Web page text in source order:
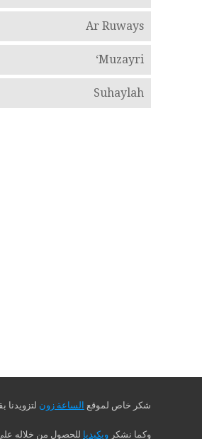
Ar Ruways
Muzayri‘
Suhaylah
شكر خاص لموقع الساعة زون لتزويدنا
وكما نشكر ويكيديا للحصول من خلاله